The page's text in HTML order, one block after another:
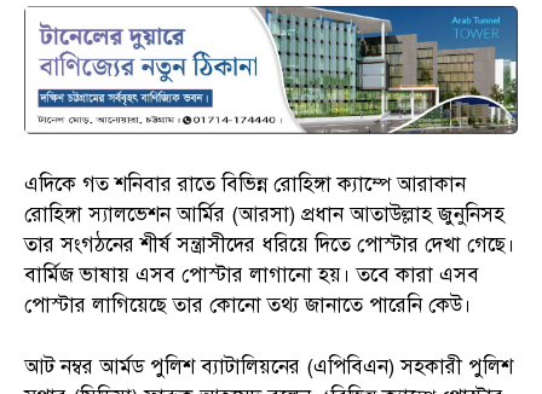
এদিকে গত শনিবার রাতে বিভিন্ন রোহিঙ্গা ক্যাম্পে আরাকান
রোহিঙ্গা স্যালভেশন আর্মির (আরসা) প্রধান আতাউল্লাহ জুনুনিসহ
তার সংগঠনের শীর্ষ সন্ত্রাসীদের ধরিয়ে দিতে পোস্টার দেখা গেছে।
বার্মিজ ভাষায় এসব পোস্টার লাগানো হয়। তবে কারা এসব
পোস্টার লাগিয়েছে তার কোনো তথ্য জানাতে পারেনি কেউ।
আট নম্বর আর্মড পুলিশ ব্যাটালিয়নের (এপিবিএন) সহকারী পুলিশ